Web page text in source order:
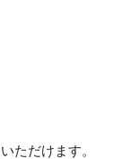
ただけます。